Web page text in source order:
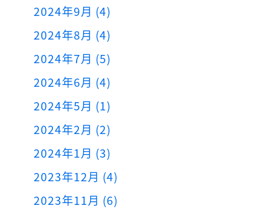
2024年9月 (4)
2024年8月 (4)
2024年7月 (5)
2024年6月 (4)
2024年5月 (1)
2024年2月 (2)
2024年1月 (3)
2023年12月 (4)
2023年11月 (6)